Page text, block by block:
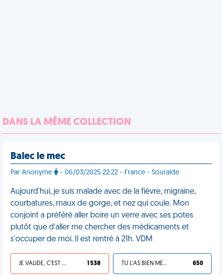
DANS LA MÊME COLLECTION
Balec le mec
Par Anonyme - 06/03/2025 22:22 - France - Souraide
Aujourd'hui, je suis malade avec de la fièvre, migraine,
courbatures, maux de gorge, et nez qui coule. Mon
conjoint a préféré aller boire un verre avec ses potes
plutôt que d'aller me chercher des médicaments et
s'occuper de moi. Il est rentré à 21h. VDM
JE VALIDE, C'EST UNE VDM 1 538 TU L'AS BIEN MÉRITÉ 650